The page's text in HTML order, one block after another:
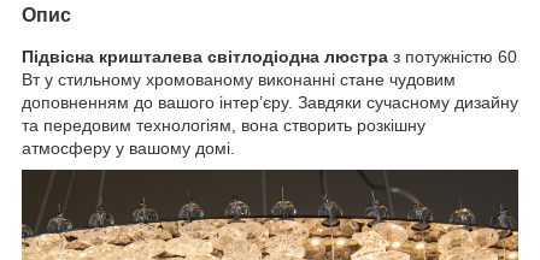
Опис
Підвісна кришталева світлодіодна люстра з потужністю 60
Вт у стильному хромованому виконанні стане чудовим
доповненням до вашого інтер’єру. Завдяки сучасному дизайну
та передовим технологіям, вона створить розкішну
атмосферу у вашому домі.